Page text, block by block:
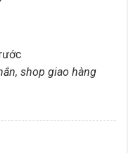
shop giao hàng